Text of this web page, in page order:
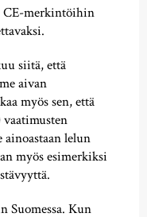
CE-merkintöihin
siitä, että
aivan
myös sen, että
lelun
myös esimerkiksi
Suomessa. Kun